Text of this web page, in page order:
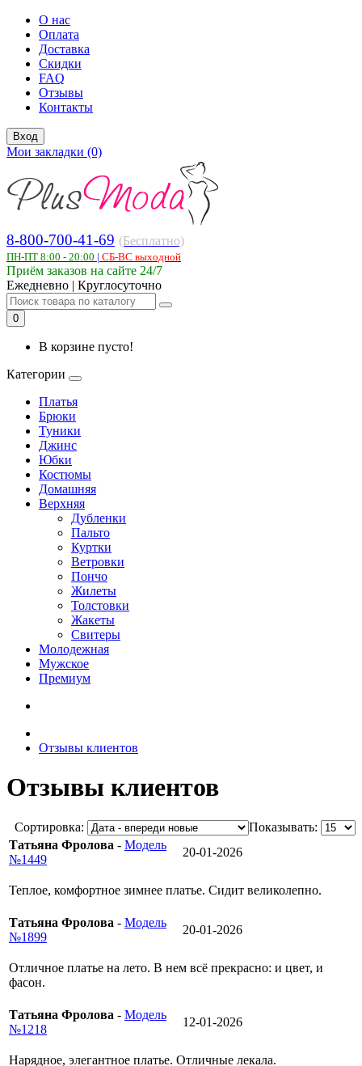
О нас
Оплата
Доставка
Скидки
FAQ
Отзывы
Контакты
Вход
Мои закладки (0)
8-800-700-41-69 (Бесплатно)
ПН-ПТ 8:00 - 20:00 | СБ-ВС выходной
Приём заказов на сайте 24/7
Ежедневно | Круглосуточно
0
В корзине пусто!
Категории
Платья
Брюки
Туники
Джинс
Юбки
Костюмы
Домашняя
Верхняя
Дубленки
Пальто
Куртки
Ветровки
Пончо
Жилеты
Толстовки
Жакеты
Свитеры
Молодежная
Мужское
Премиум
Отзывы клиентов
Отзывы клиентов
Показывать:
Сортировка:
Татьяна Фролова - Модель
№1449
20-01-2026
Теплое, комфортное зимнее платье. Сидит великолепно.
Татьяна Фролова - Модель
№1899
20-01-2026
Отличное платье на лето. В нем всё прекрасно: и цвет, и
фасон.
Татьяна Фролова - Модель
№1218
12-01-2026
Нарядное, элегантное платье. Отличные лекала.